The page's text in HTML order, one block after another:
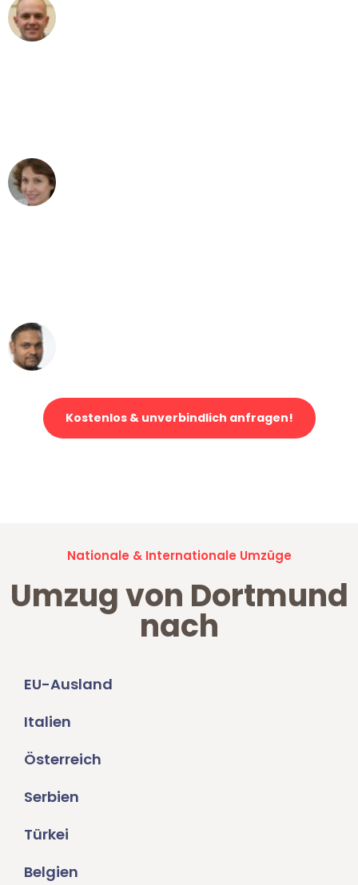
Kostenlos & unverbindlich anfragen!
Nationale & Internationale Umzüge
Umzug von Dortmund
nach
EU-Ausland
Italien
Österreich
Serbien
Türkei
Belgien